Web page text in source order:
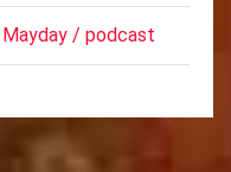
/ podcast